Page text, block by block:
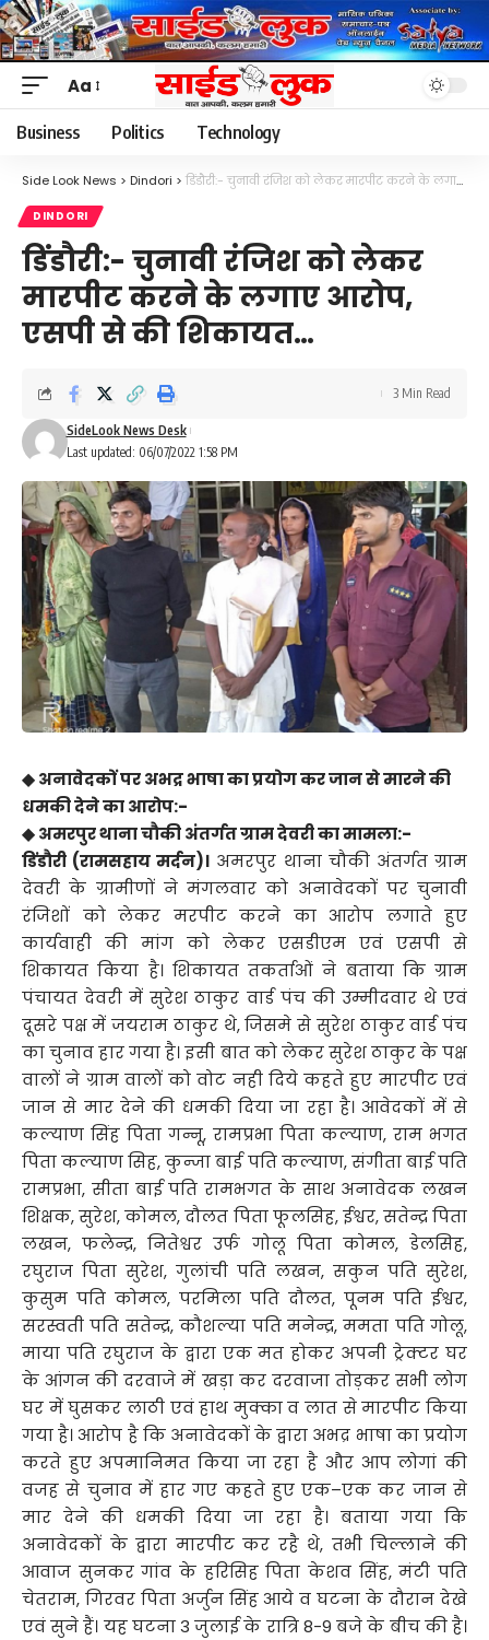
Font
Resizer
Aa
Business Politics Technology
Side Look News > Dindori > डिंडौरी:- चुनावी रंजिश को लेकर मारपीट करने के लगाए आरोप, एसपी से की शिकायत…
DINDORI
डिंडौरी:- चुनावी रंजिश को लेकर
मारपीट करने के लगाए आरोप,
एसपी से की शिकायत…
Last updated: 06/07/2022 1:58 PM
SideLook News Desk
3 Min Read
◆ अनावेदकों पर अभद्र भाषा का प्रयोग कर जान से मारने की
धमकी देने का आरोप:-
◆ अमरपुर थाना चौकी अंतर्गत ग्राम देवरी का मामला:-
डिंडौरी (रामसहाय मर्दन)। अमरपुर थाना चौकी अंतर्गत ग्राम
देवरी के ग्रामीणों ने मंगलवार को अनावेदकों पर चुनावी
रंजिशों को लेकर मरपीट करने का आरोप लगाते हुए
कार्यवाही की मांग को लेकर एसडीएम एवं एसपी से
शिकायत किया है। शिकायत तकर्ताओं ने बताया कि ग्राम
पंचायत देवरी में सुरेश ठाकुर वार्ड पंच की उम्मीदवार थे एवं
दूसरे पक्ष में जयराम ठाकुर थे, जिसमे से सुरेश ठाकुर वार्ड पंच
का चुनाव हार गया है। इसी बात को लेकर सुरेश ठाकुर के पक्ष
वालों ने ग्राम वालों को वोट नही दिये कहते हुए मारपीट एवं
जान से मार देने की धमकी दिया जा रहा है। आवेदकों में से
कल्याण सिंह पिता गन्नू, रामप्रभा पिता कल्याण, राम भगत
पिता कल्याण सिह, कुन्जा बाई पति कल्याण, संगीता बाई पति
रामप्रभा, सीता बाई पति रामभगत के साथ अनावेदक लखन
शिक्षक, सुरेश, कोमल, दौलत पिता फूलसिह, ईश्वर, सतेन्द्र पिता
लखन, फलेन्द्र, नितेश्वर उर्फ गोलू पिता कोमल, डेलसिह,
रघुराज पिता सुरेश, गुलांची पति लखन, सकुन पति सुरेश,
कुसुम पति कोमल, परमिला पति दौलत, पूनम पति ईश्वर,
सरस्वती पति सतेन्द्र, कौशल्या पति मनेन्द्र, ममता पति गोलू,
माया पति रघुराज के द्वारा एक मत होकर अपनी ट्रेक्टर घर
के आंगन की दरवाजे में खड़ा कर दरवाजा तोड़कर सभी लोग
घर में घुसकर लाठी एवं हाथ मुक्का व लात से मारपीट किया
गया है। आरोप है कि अनावेदकों के द्वारा अभद्र भाषा का प्रयोग
करते हुए अपमानिमत किया जा रहा है और आप लोगां की
वजह से चुनाव में हार गए कहते हुए एक–एक कर जान से
मार देने की धमकी दिया जा रहा है। बताया गया कि
अनावेदकों के द्वारा मारपीट कर रहै थे, तभी चिल्लाने की
आवाज सुनकर गांव के हरिसिह पिता केशव सिंह, मंटी पति
चेतराम, गिरवर पिता अर्जुन सिंह आये व घटना के दौरान देखे
एवं सुने हैं। यह घटना 3 जुलाई के रात्रि 8-9 बजे के बीच की है।